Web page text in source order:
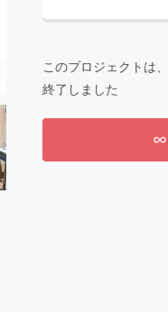
このプロジェクトは、
終了しました